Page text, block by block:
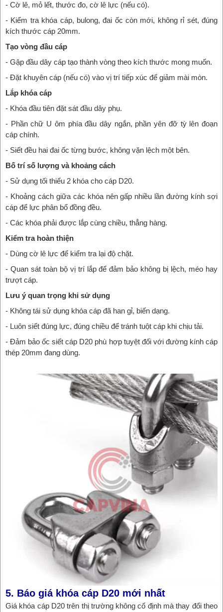
- Cờ lê, mỏ lết, thước đo, cờ lê lực (nếu có).
- Kiểm tra khóa cáp, bulong, đai ốc còn mới, không rỉ sét, đúng
kích thước cáp 20mm.
Tạo vòng đầu cáp
- Gập đầu dây cáp tạo thành vòng theo kích thước mong muốn.
- Đặt khuyên cáp (nếu có) vào vị trí tiếp xúc để giảm mài mòn.
Lắp khóa cáp
- Khóa đầu tiên đặt sát đầu dây phụ.
- Phần chữ U ôm phía đầu dây ngắn, phần yên đỡ tỳ lên đoạn
cáp chính.
- Siết đều hai đai ốc từng bước, không vặn lệch một bên.
Bố trí số lượng và khoảng cách
- Sử dụng tối thiểu 2 khóa cho cáp D20.
- Khoảng cách giữa các khóa nên gấp nhiều lần đường kính sợi
cáp để lực phân bổ đồng đều.
- Các khóa phải được lắp cùng chiều, thẳng hàng.
Kiểm tra hoàn thiện
- Dùng cờ lê lực để kiểm tra lại độ chặt.
- Quan sát toàn bộ vị trí lắp để đảm bảo không bị lệch, méo hay
trượt cáp.
Lưu ý quan trọng khi sử dụng
- Không tái sử dụng khóa cáp đã han gỉ, biến dạng.
- Luôn siết đúng lực, đúng chiều để tránh tuột cáp khi chịu tải.
- Đảm bảo ốc siết cáp D20 phù hợp tuyệt đối với đường kính cáp
thép 20mm đang dùng.
5. Báo giá khóa cáp D20 mới nhất
Giá khóa cáp D20 trên thị trường không cố định mà thay đổi theo